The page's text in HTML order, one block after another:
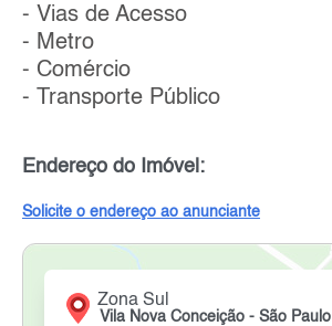
- Vias de Acesso
- Metro
- Comércio
- Transporte Público
Endereço do Imóvel:
Solicite o endereço ao anunciante
Zona Sul
Vila Nova Conceição - São Paulo